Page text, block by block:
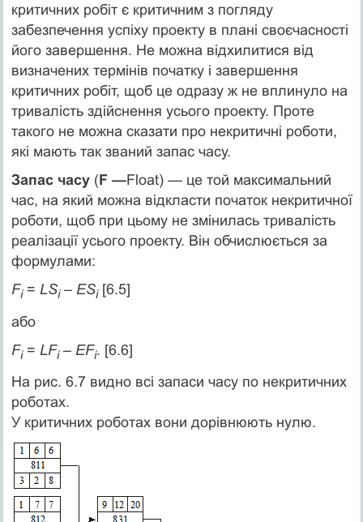
критичних робіт є критичним з погляду
забезпечення успіху проекту в плані своєчасності
його завершення. Не можна відхилитися від
визначених термінів початку і завершення
критичних робіт, щоб це одразу ж не вплинуло на
тривалість здійснення усього проекту. Проте
такого не можна сказати про некритичні роботи,
які мають так званий запас часу.
Запас часу(F —Float) — це той максимальний
час, на який можна відкласти початок некритичної
роботи, щоб при цьому не змінилась тривалість
реалізації усього проекту. Він обчислюється за
формулами:
Fі= LSі– ESі[6.5]
або
Fі= LFі– EFі. [6.6]
На рис. 6.7 видно всі запаси часу по некритичних
роботах.
У критичних роботах вони дорівнюють нулю.